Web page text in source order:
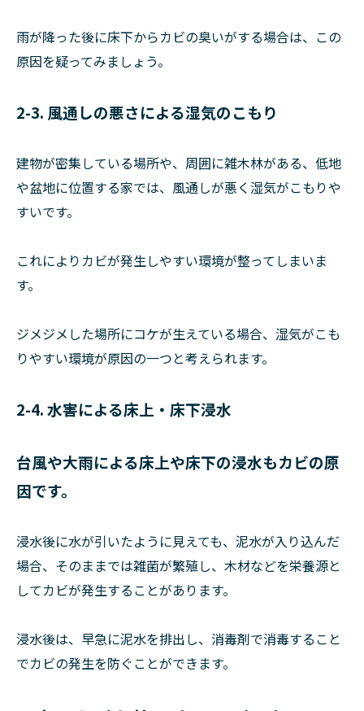
雨が降った後に床下からカビの臭いがする場合は、この
原因を疑ってみましょう。
2-3. 風通しの悪さによる湿気のこもり
建物が密集している場所や、周囲に雑木林がある、低地
や盆地に位置する家では、風通しが悪く湿気がこもりや
すいです。
これによりカビが発生しやすい環境が整ってしまいま
す。
ジメジメした場所にコケが生えている場合、湿気がこも
りやすい環境が原因の一つと考えられます。
2-4. 水害による床上・床下浸水
台風や大雨による床上や床下の浸水もカビの原
因です。
浸水後に水が引いたように見えても、泥水が入り込んだ
場合、そのままでは雑菌が繁殖し、木材などを栄養源と
してカビが発生することがあります。
浸水後は、早急に泥水を排出し、消毒剤で消毒すること
でカビの発生を防ぐことができます。